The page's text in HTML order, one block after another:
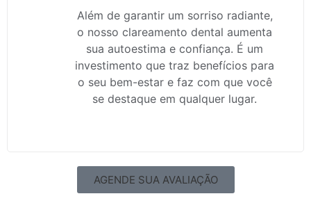
Além de garantir um sorriso radiante,
o nosso clareamento dental aumenta
sua autoestima e confiança. É um
investimento que traz benefícios para
o seu bem-estar e faz com que você
se destaque em qualquer lugar.
AGENDE SUA AVALIAÇÃO